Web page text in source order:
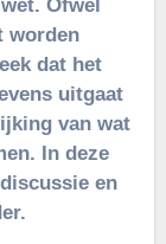
Of­wel
worden
dat het
uitgaat
van wat
In deze
en